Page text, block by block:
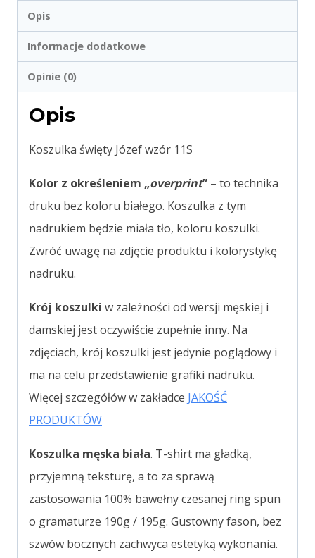
Opis
Informacje dodatkowe
Opinie (0)
Opis
Koszulka święty Józef wzór 11S
Kolor z określeniem „overprint” – to technika
druku bez koloru białego. Koszulka z tym
nadrukiem będzie miała tło, koloru koszulki.
Zwróć uwagę na zdjęcie produktu i kolorystykę
nadruku.
Krój koszulki w zależności od wersji męskiej i
damskiej jest oczywiście zupełnie inny. Na
zdjęciach, krój koszulki jest jedynie poglądowy i
ma na celu przedstawienie grafiki nadruku.
Więcej szczegółów w zakładce JAKOŚĆ
PRODUKTÓW
Koszulka męska biała. T-shirt ma gładką,
przyjemną teksturę, a to za sprawą
zastosowania 100% bawełny czesanej ring spun
o gramaturze 190g / 195g. Gustowny fason, bez
szwów bocznych zachwyca estetyką wykonania.